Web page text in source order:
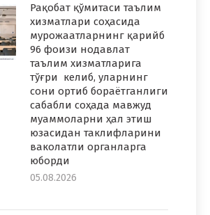
Рақобат қўмитаси таълим
хизматлари соҳасида
мурожаатларнинг қарийб
96 фоизи нодавлат
таълим хизматларига
тўғри келиб, уларнинг
сони ортиб бораётганлиги
сабабли соҳада мавжуд
муаммоларни ҳал этиш
юзасидан таклифларини
ваколатли органларга
юборди
05.08.2026